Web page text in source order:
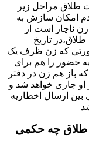
طلاق مراحل زیر
امکان سازش به
ناچار است از
تاریخ
که زن ظرف یک
حضور را هم برای
باز هم زن در دفتر
او جاری خواهد شد و
بین ارسال اخطاریه
طلاق چه حکمی